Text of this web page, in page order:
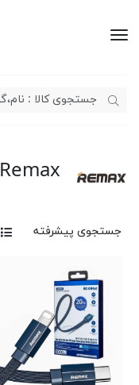
Remax
جستجوی پیشرفته